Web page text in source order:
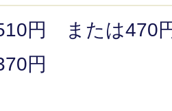
円 または470
円